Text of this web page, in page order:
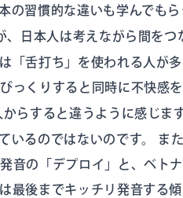
の習慣的な違いも学んでもら
、日本人は考えながら間を
「舌打ち」を使われる人が
っくりすると同時に不快感
らすると違うように感じま
いるのではないのです。 ま
音の「デプロイ」と、ベト
最後までキッチリ発音する